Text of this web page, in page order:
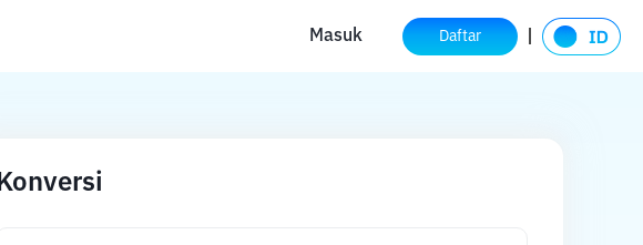
Masuk Daftar
Konversi